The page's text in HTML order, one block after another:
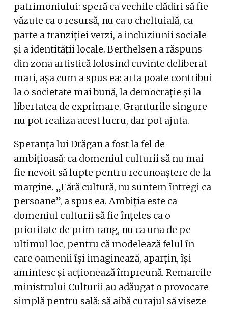
patrimoniului: speră ca vechile clădiri să fie
văzute ca o resursă, nu ca o cheltuială, ca
parte a tranziției verzi, a incluziunii sociale
și a identității locale. Berthelsen a răspuns
din zona artistică folosind cuvinte deliberat
mari, așa cum a spus ea: arta poate contribui
la o societate mai bună, la democrație și la
libertatea de exprimare. Granturile singure
nu pot realiza acest lucru, dar pot ajuta.
Speranța lui Drăgan a fost la fel de
ambițioasă: ca domeniul culturii să nu mai
fie nevoit să lupte pentru recunoaștere de la
margine. „Fără cultură, nu suntem întregi ca
persoane”, a spus ea. Ambiția este ca
domeniul culturii să fie înțeles ca o
prioritate de prim rang, nu ca una de pe
ultimul loc, pentru că modelează felul în
care oamenii își imaginează, aparțin, își
amintesc și acționează împreună. Remarcile
ministrului Culturii au adăugat o provocare
simplă pentru sală: să aibă curajul să viseze